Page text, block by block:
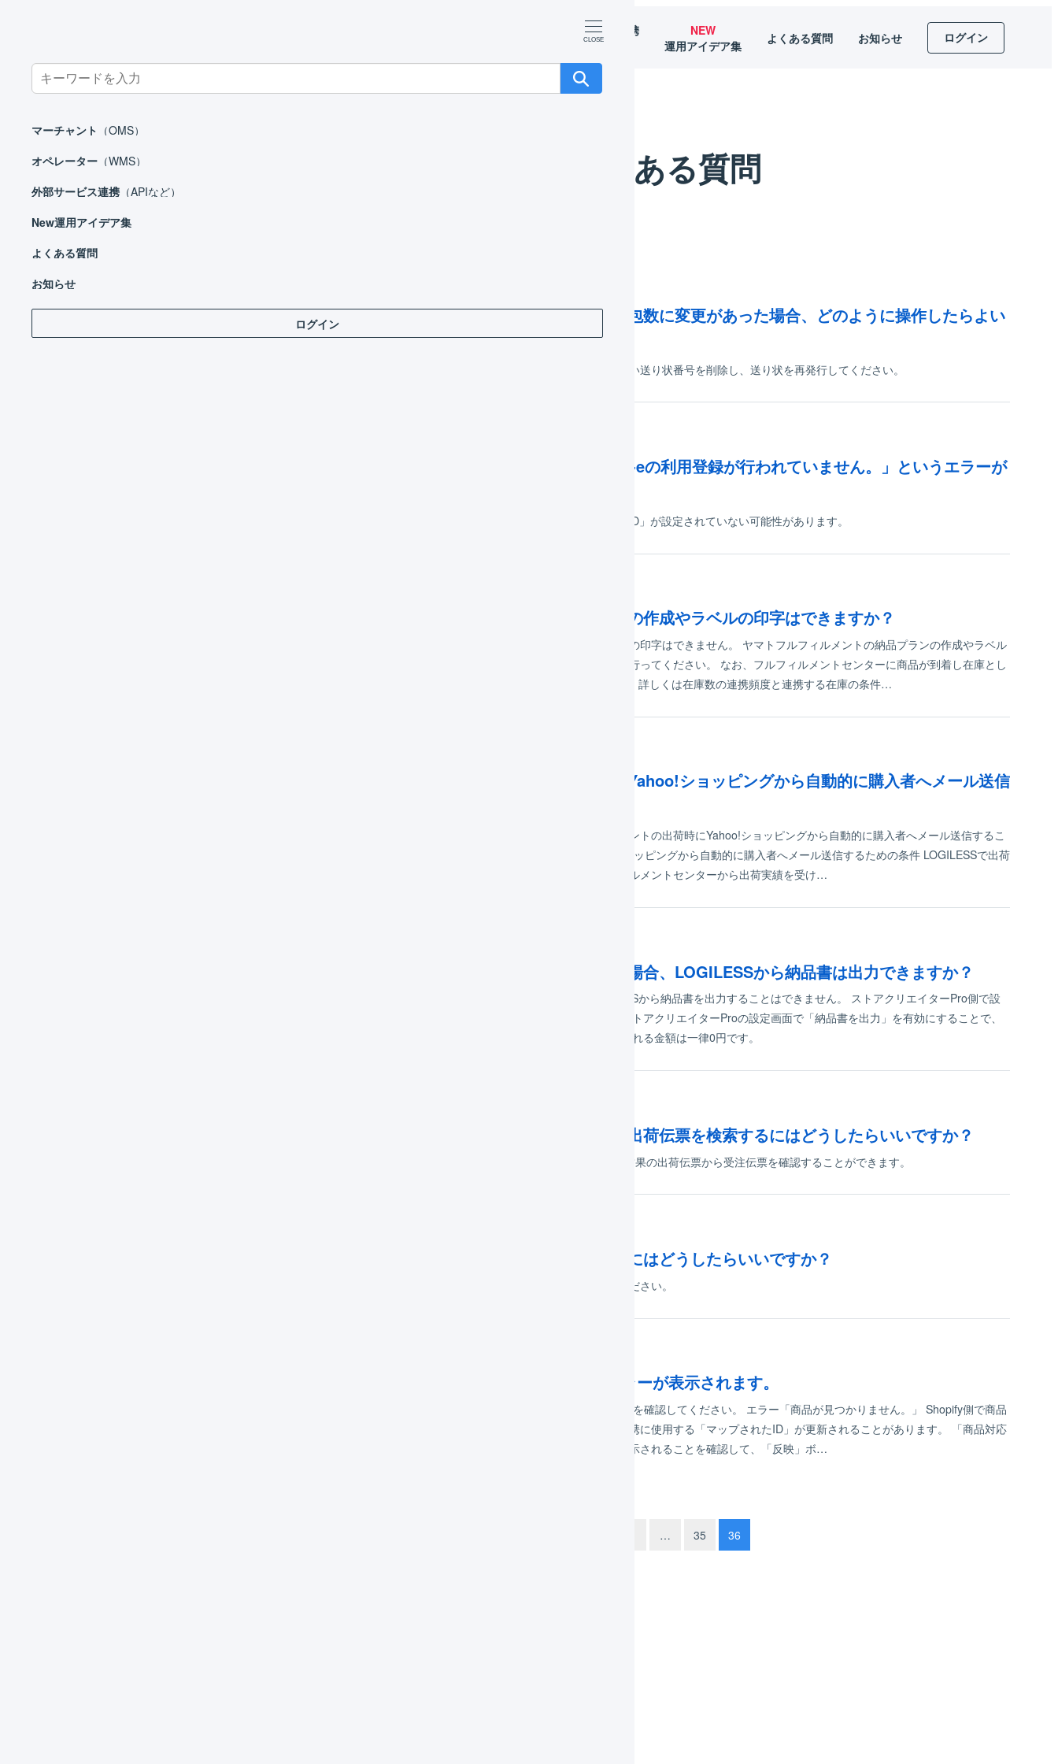
Search
for:
マーチャント （OMS）
オペレーター （WMS）
外部サービス連携 （APIなど）
New運用アイデア集
よくある質問
お知らせ
ログイン
外部サービス連携
（APIなど）
NEW
運用アイデア集
よくある質問 お知らせ ログイン
ホーム よくある質問
よくある質問
送り状発行後、個口が分かれるなど梱包数に変更があった場合、どのように操作したらよい
ですか？
新しく出荷グループを作成し、対象の出荷を割り当てます。古い送り状番号を削除し、送り状を再発行してください。
Global-eとの連携で「[C-0001]Global-eの利用登録が行われていません。」というエラーが
マーチャント側のGlobal-eの設定画面に適切な「Merchant GUID」が設定されていない可能性があります。
ヤマトフルフィルメントの納品プランの作成やラベルの印字はできますか？
いいえ、ヤマトフルフィルメントの納品プランの作成やラベルの印字はできません。 ヤマトフルフィルメントの納品プランの作成やラベル
の印字は、ヤマト運輸フルフィルメント倉庫管理サービスから行ってください。 なお、フルフィルメントセンターに商品が到着し在庫とし
て計上されると、自動的にLOGILESSに在庫数が反映されます。詳しくは在庫数の連携頻度と連携する在庫の条件…
ヤマトフルフィルメントの出荷時に、Yahoo!ショッピングから自動的に購入者へメール送信
はい、以下の条件を満たしている場合に、ヤマトフルフィルメントの出荷時にYahoo!ショッピングから自動的に購入者へメール送信するこ
とが可能です。 ヤマトフルフィルメントの出荷時にYahoo!ショッピングから自動的に購入者へメール送信するための条件 LOGILESSで出荷
時の自動メール送信が設定されている場合は、ヤマトフルフィルメントセンターから出荷実績を受け…
ヤマトフルフィルメントから出荷する場合、LOGILESSから納品書は出力できますか？
いいえ、ヤマトフルフィルメントから出荷する場合、LOGILESSから納品書を出力することはできません。 ストアクリエイターPro側で設
定することでヤマト運輸の納品書を出力することができます ストアクリエイターProの設定画面で「納品書を出力」を有効にすることで、
出荷時にヤマト運輸の納品書が出力されます。 ただし、記載される金額は一律0円です。
出荷期限日やロット番号で出荷済みの出荷伝票を検索するにはどうしたらいいですか？
出荷伝票の一覧から検索することができます。 操作方法 検索結果の出荷伝票から受注伝票を確認することができます。
出荷伝票に紐づく受注伝票を閲覧するにはどうしたらいいですか？
出荷伝票の詳細画面の「明細行」の「受注コード」を押してください。
Shopify : 商品対応表に在庫連携のエラーが表示されます。
エラー内容に応じて、Shopifyの設定、または商品対応表の設定を確認してください。 エラー「商品が見つかりません。」 Shopify側で商品
情報を再作成したり、ロケーションの設定を変更した場合、連携に使用する「マップされたID」が更新されることがあります。 「商品対応
表の自動生成」を再度実行し、「更新」タブに該当の商品が表示されることを確認して、「反映」ボ…
… 35 36